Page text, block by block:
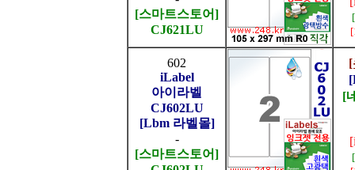
[스마트스토어]
CJ621LU
602
iLabel
아이라벨
CJ602LU
[Lbm 라벨몰]
-
[스마트스토어]
[
[